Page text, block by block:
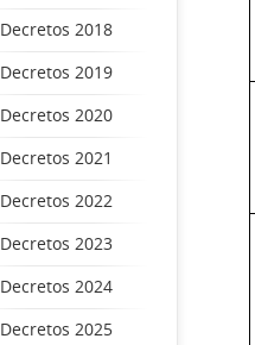
Decretos 2018
Decretos 2019
Decretos 2020
Decretos 2021
Decretos 2022
Decretos 2023
Decretos 2024
Decretos 2025